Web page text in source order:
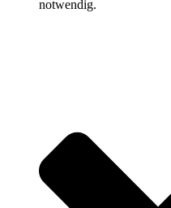
notwendig.